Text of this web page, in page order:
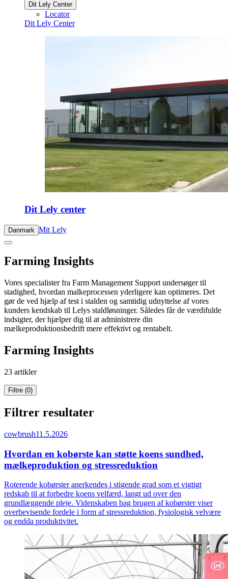
Dit Lely Center
Locator
Dit Lely Center
Dit Lely center
Danmark Mit Lely
Farming Insights
Vores specialister fra Farm Management Support undersøger til
stadighed, hvordan malkeprocessen yderligere kan optimeres. Det
gør de ved hjælp af test i stalden og samtidig udnyttelse af vores
kunders kendskab til Lelys staldløsninger. Således får de værdifulde
indsigter, der hjælper dig til at administrere din
mælkeproduktionsbedrift mere effektivt og rentabelt.
Farming Insights
23 artikler
Filtre (0)
Filtrer resultater
cowbrush11.5.2026
Hvordan en kobørste kan støtte koens sundhed,
mælkeproduktion og stressreduktion
Roterende kobørster anerkendes i stigende grad som et vigtigt
redskab til at forbedre koens velfærd, langt ud over den
grundlæggende pleje. Videnskaben bag brugen af kobørster viser
overbevisende fordele i form af stressreduktion, fysiologisk velvære
og endda produktivitet.